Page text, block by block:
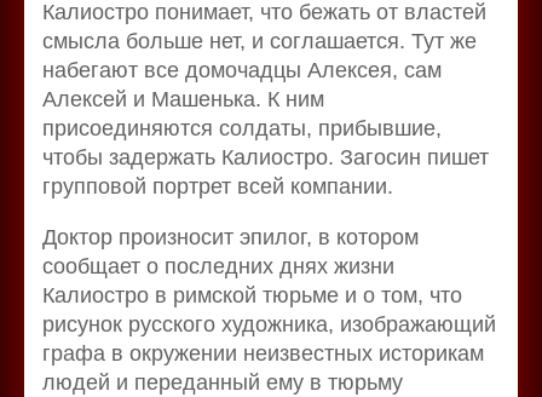
Калиостро понимает, что бежать от властей
смысла больше нет, и соглашается. Тут же
набегают все домочадцы Алексея, сам
Алексей и Машенька. К ним
присоединяются солдаты, прибывшие,
чтобы задержать Калиостро. Загосин пишет
групповой портрет всей компании.
Доктор произносит эпилог, в котором
сообщает о последних днях жизни
Калиостро в римской тюрьме и о том, что
рисунок русского художника, изображающий
графа в окружении неизвестных историкам
людей и переданный ему в тюрьму